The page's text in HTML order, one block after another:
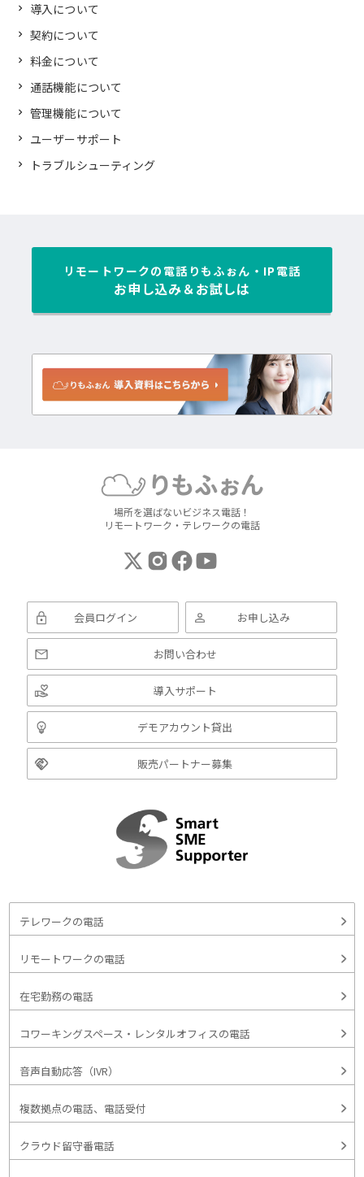
導入について
契約について
料金について
通話機能について
管理機能について
ユーザーサポート
トラブルシューティング
リモートワークの電話 りもふぉん・IP電話
お申し込み＆お試しは
場所を選ばないビジネス電話！
リモートワーク・テレワークの電話
会員ログイン お申し込み
お問い合わせ
導入サポート
デモアカウント貸出
販売パートナー募集
テレワークの電話
リモートワークの電話
在宅勤務の電話
コワーキングスペース・レンタルオフィスの電話
音声自動応答（IVR）
複数拠点の電話、電話受付
クラウド留守番電話